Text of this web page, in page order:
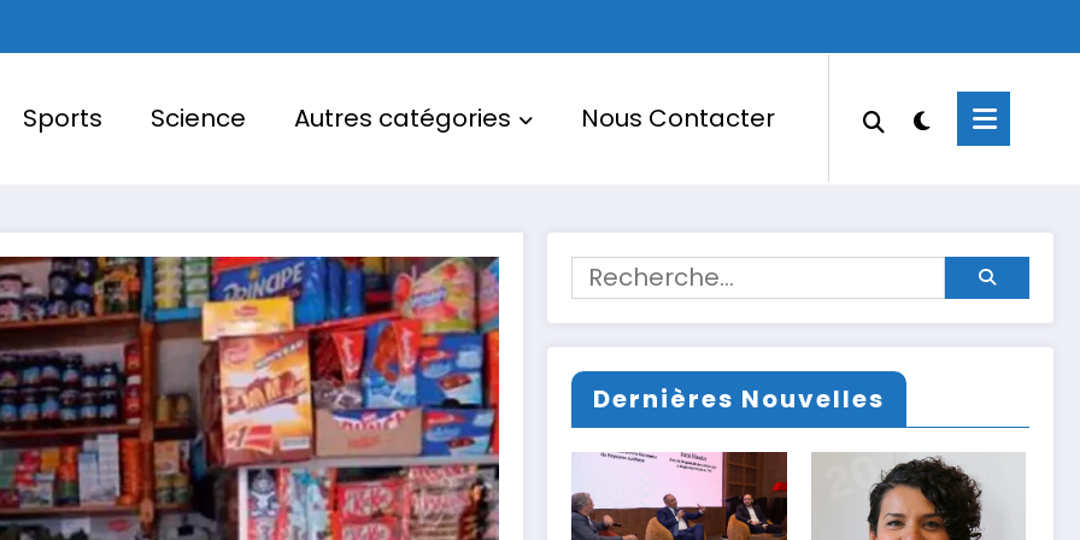
Sports Science Autres catégories Nous Contacter
Dernières Nouvelles